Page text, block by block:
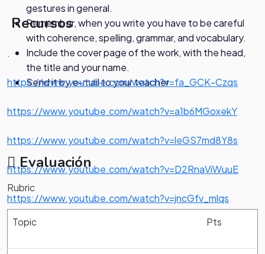
gestures in general.
Remember, when you write you have to be careful
with coherence, spelling, grammar, and vocabulary.
Include the cover page of the work, with the head,
the title and your name.
Send it by e-mail to your teacher
Recursos
.
https://www.youtube.com/watch?v=fa_GCK-Czqs
https://www.youtube.com/watch?v=a1b6MGoxekY
https://www.youtube.com/watch?v=leGS7md8Y8s
https://www.youtube.com/watch?v=D2RnaViWuuE
https://www.youtube.com/watch?v=jncGfv_mlqs
Evaluación
Rubric
Topic Pts